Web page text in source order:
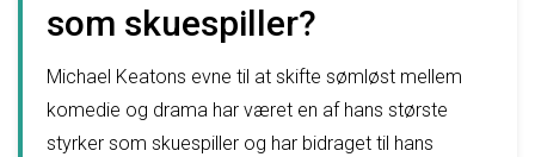
som skuespiller?
Michael Keatons evne til at skifte sømløst mellem
komedie og drama har været en af hans største
styrker som skuespiller og har bidraget til hans